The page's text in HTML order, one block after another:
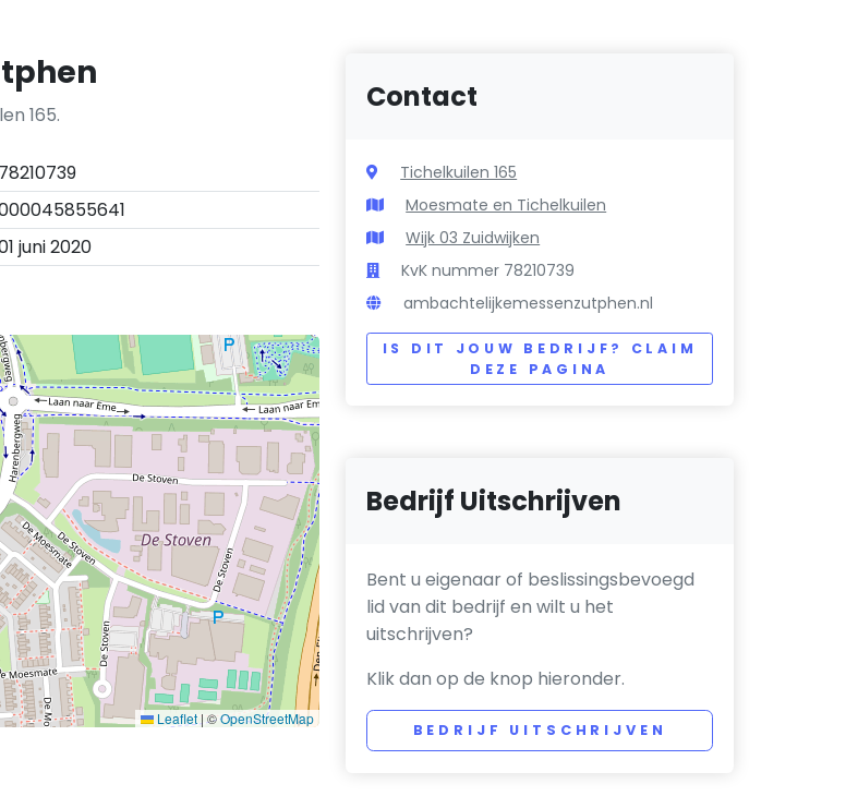
165.
78210739
juni 2020
Leaflet |©OpenStreetMap
Contact
Tichelkuilen 165
Moesmate en Tichelkuilen
Wijk 03 Zuidwijken
KvK nummer 78210739
ambachtelijkemessenzutphen.nl
IS DIT JOUW BEDRIJF? CLAIM
DEZE PAGINA
Bedrijf Uitschrijven
Bent u eigenaar of beslissingsbevoegd
lid van dit bedrijf en wilt u het
uitschrijven?
Klik dan op de knop hieronder.
BEDRIJF UITSCHRIJVEN